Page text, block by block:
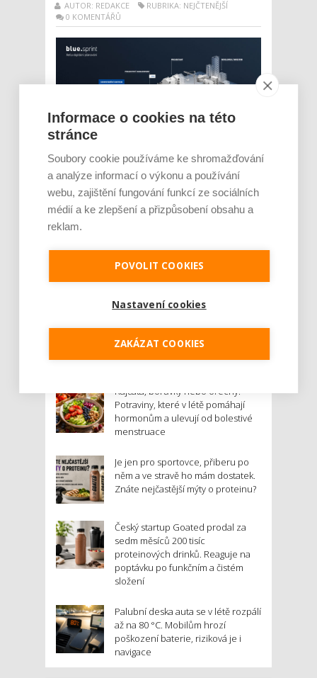
AUTOR: REDAKCE
RUBRIKA: NEJČTENĚJŠÍ
0 KOMENTÁŘŮ
Společnost Xella dovede uspořit čas i
náklady díky novému konceptu služeb
blue.sprint Společnost Xella se na poli
inovací posouvá od vývoje stavebních
materiálů ke komplexním službám, které
spočívá zejména v tom, že nyní propojuje
analogové stavební materiál...
NEJNOVĚJŠÍ PŘÍSPĚVKY
Rajčata, borůvky nebo ořechy.
Potraviny, které v létě pomáhají
hormonům a ulevují od bolestivé
menstruace
Je jen pro sportovce, přiberu po
něm a ve stravě ho mám dostatek.
Znáte nejčastější mýty o proteinu?
Český startup Goated prodal za
sedm měsíců 200 tisíc
proteinových drinků. Reaguje na
poptávku po funkčním a čistém
složení
Palubní deska auta se v létě rozpálí
až na 80 °C. Mobilům hrozí
poškození baterie, riziková je i
navigace
Informace o cookies na této
stránce
Soubory cookie používáme ke shromažďování
a analýze informací o výkonu a používání
webu, zajištění fungování funkcí ze sociálních
médií a ke zlepšení a přizpůsobení obsahu a
reklam.
POVOLIT COOKIES
Nastavení cookies
ZAKÁZAT COOKIES